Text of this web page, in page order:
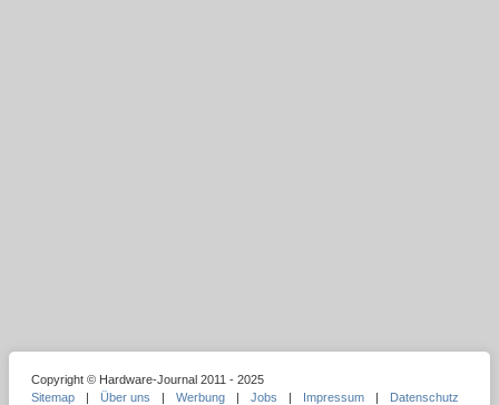
Copyright © Hardware-Journal 2011 - 2025
Sitemap
| Über uns | Werbung | Jobs | Impressum |
Datenschutz